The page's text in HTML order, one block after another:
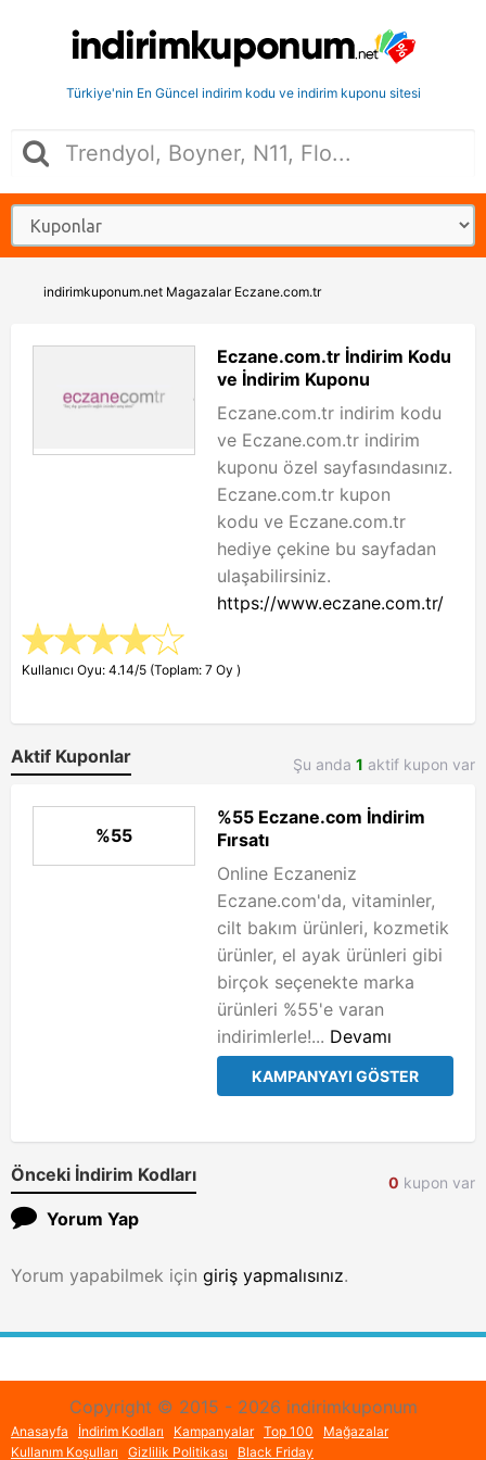
Türkiye'nin En Güncel indirim kodu ve indirim kuponu sitesi
indirimkuponum.net Magazalar Eczane.com.tr
Eczane.com.tr İndirim Kodu
ve İndirim Kuponu
Eczane.com.tr indirim kodu
ve Eczane.com.tr indirim
kuponu özel sayfasındasınız.
Eczane.com.tr kupon
kodu ve Eczane.com.tr
hediye çekine bu sayfadan
ulaşabilirsiniz.
https://www.eczane.com.tr/
Kullanıcı Oyu: 4.14/5 (Toplam: 7 Oy )
Aktif Kuponlar Şu anda 1 aktif kupon var
%55
%55 Eczane.com İndirim
Fırsatı
Online Eczaneniz
Eczane.com'da, vitaminler,
cilt bakım ürünleri, kozmetik
ürünler, el ayak ürünleri gibi
birçok seçenekte marka
ürünleri %55'e varan
indirimlerle!... Devamı
KAMPANYAYI GÖSTER
Önceki İndirim Kodları 0 kupon var
Yorum Yap
Yorum yapabilmek için giriş yapmalısınız.
Copyright © 2015 - 2026 indirimkuponum
Anasayfa İndirim Kodları Kampanyalar Top 100
Mağazalar
Kullanım Koşulları
Gizlilik Politikası Black Friday